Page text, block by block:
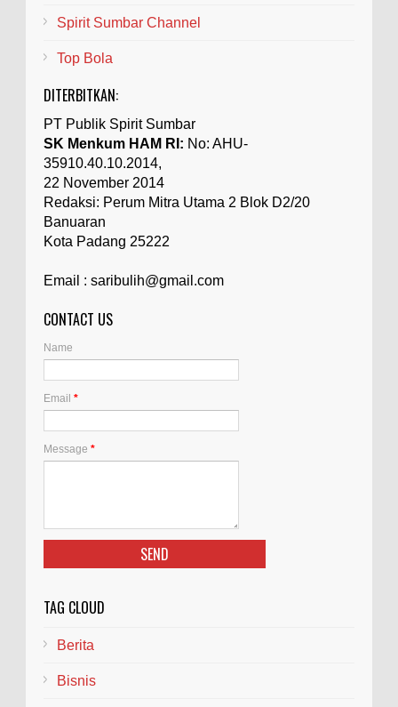
Spirit Sumbar Channel
Top Bola
DITERBITKAN:
PT Publik Spirit Sumbar
SK Menkum HAM RI: No: AHU-
35910.40.10.2014,
22 November 2014
Redaksi: Perum Mitra Utama 2 Blok D2/20
Banuaran
Kota Padang 25222
Email : saribulih@gmail.com
CONTACT US
Name
Email *
Message *
TAG CLOUD
Berita
Bisnis